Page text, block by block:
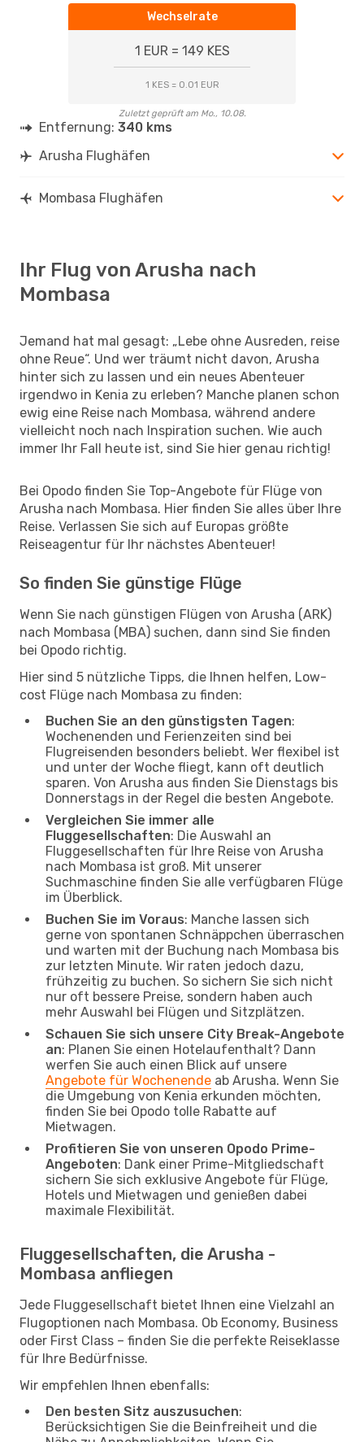
Wechselrate
1 EUR = 149 KES
1 KES = 0.01 EUR
Zuletzt geprüft am Mo., 10.08.
Entfernung: 340 kms
Arusha Flughäfen
Mombasa Flughäfen
Ihr Flug von Arusha nach
Mombasa
Jemand hat mal gesagt: „Lebe ohne Ausreden, reise
ohne Reue“. Und wer träumt nicht davon, Arusha
hinter sich zu lassen und ein neues Abenteuer
irgendwo in Kenia zu erleben? Manche planen schon
ewig eine Reise nach Mombasa, während andere
vielleicht noch nach Inspiration suchen. Wie auch
immer Ihr Fall heute ist, sind Sie hier genau richtig!
Bei Opodo finden Sie Top-Angebote für Flüge von
Arusha nach Mombasa. Hier finden Sie alles über Ihre
Reise. Verlassen Sie sich auf Europas größte
Reiseagentur für Ihr nächstes Abenteuer!
So finden Sie günstige Flüge
Wenn Sie nach günstigen Flügen von Arusha (ARK)
nach Mombasa (MBA) suchen, dann sind Sie finden
bei Opodo richtig.
Hier sind 5 nützliche Tipps, die Ihnen helfen, Low-
cost Flüge nach Mombasa zu finden:
Buchen Sie an den günstigsten Tagen:
Wochenenden und Ferienzeiten sind bei
Flugreisenden besonders beliebt. Wer flexibel ist
und unter der Woche fliegt, kann oft deutlich
sparen. Von Arusha aus finden Sie Dienstags bis
Donnerstags in der Regel die besten Angebote.
Vergleichen Sie immer alle
Fluggesellschaften: Die Auswahl an
Fluggesellschaften für Ihre Reise von Arusha
nach Mombasa ist groß. Mit unserer
Suchmaschine finden Sie alle verfügbaren Flüge
im Überblick.
Buchen Sie im Voraus: Manche lassen sich
gerne von spontanen Schnäppchen überraschen
und warten mit der Buchung nach Mombasa bis
zur letzten Minute. Wir raten jedoch dazu,
frühzeitig zu buchen. So sichern Sie sich nicht
nur oft bessere Preise, sondern haben auch
mehr Auswahl bei Flügen und Sitzplätzen.
Schauen Sie sich unsere City Break-Angebote
an: Planen Sie einen Hotelaufenthalt? Dann
werfen Sie auch einen Blick auf unsere
Angebote für Wochenende ab Arusha. Wenn Sie
die Umgebung von Kenia erkunden möchten,
finden Sie bei Opodo tolle Rabatte auf
Mietwagen.
Profitieren Sie von unseren Opodo Prime-
Angeboten: Dank einer Prime-Mitgliedschaft
sichern Sie sich exklusive Angebote für Flüge,
Hotels und Mietwagen und genießen dabei
maximale Flexibilität.
Fluggesellschaften, die Arusha -
Mombasa anfliegen
Jede Fluggesellschaft bietet Ihnen eine Vielzahl an
Flugoptionen nach Mombasa. Ob Economy, Business
oder First Class – finden Sie die perfekte Reiseklasse
für Ihre Bedürfnisse.
Wir empfehlen Ihnen ebenfalls:
Den besten Sitz auszusuchen:
Berücksichtigen Sie die Beinfreiheit und die